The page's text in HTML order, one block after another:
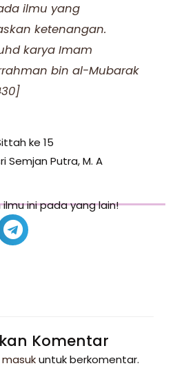
ilmu yang
ketenangan.
karya Imam
bin al-Mubarak
ke 15
Semjan Putra, M. A
ilmu ini pada yang lain!
Komentar
masukuntuk berkomentar.